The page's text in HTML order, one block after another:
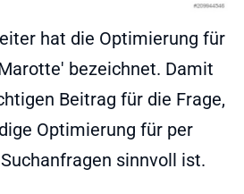
hat die Optimierung für
bezeichnet. Damit
Beitrag für die Frage,
Optimierung für per
sinnvoll ist.